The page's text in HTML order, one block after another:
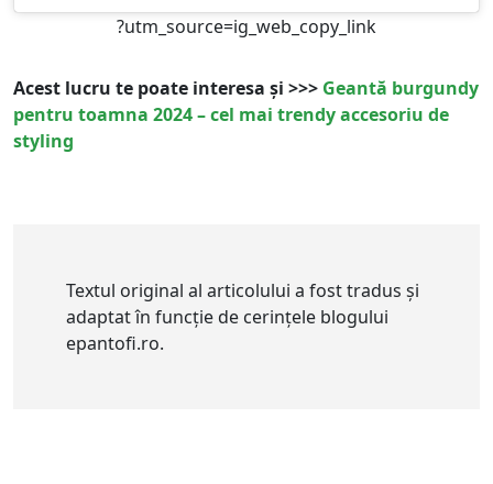
?utm_source=ig_web_copy_link
Acest lucru te poate interesa și >>> Geantă burgundy
pentru toamna 2024 – cel mai trendy accesoriu de
styling
Textul original al articolului a fost tradus și
adaptat în funcție de cerințele blogului
epantofi.ro.